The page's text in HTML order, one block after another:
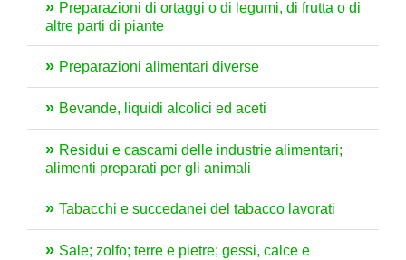
Preparazioni di ortaggi o di legumi, di frutta o di
altre parti di piante
Preparazioni alimentari diverse
Bevande, liquidi alcolici ed aceti
Residui e cascami delle industrie alimentari;
alimenti preparati per gli animali
Tabacchi e succedanei del tabacco lavorati
Sale; zolfo; terre e pietre; gessi, calce e